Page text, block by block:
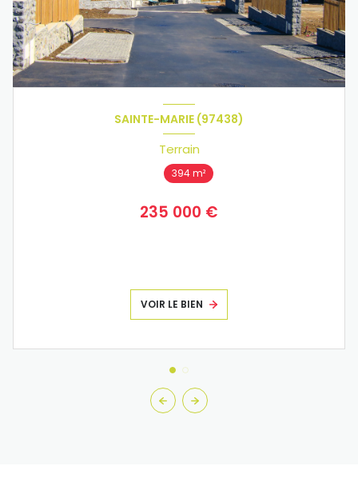
SAINTE-MARIE (97438)
Terrain
394 m²
235 000 €
VOIR LE BIEN